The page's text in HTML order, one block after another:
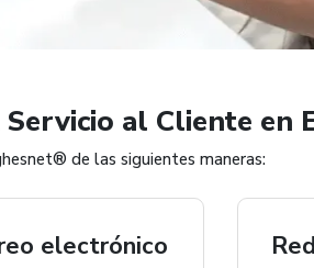
al Cliente en
de las siguientes maneras:
electrónico